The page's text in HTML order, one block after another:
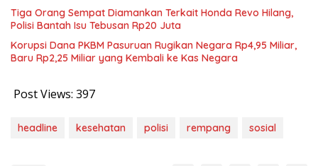
Tiga Orang Sempat Diamankan Terkait Honda Revo Hilang,
Polisi Bantah Isu Tebusan Rp20 Juta
Korupsi Dana PKBM Pasuruan Rugikan Negara Rp4,95 Miliar,
Baru Rp2,25 Miliar yang Kembali ke Kas Negara
Post Views: 397
headline kesehatan polisi rempang sosial